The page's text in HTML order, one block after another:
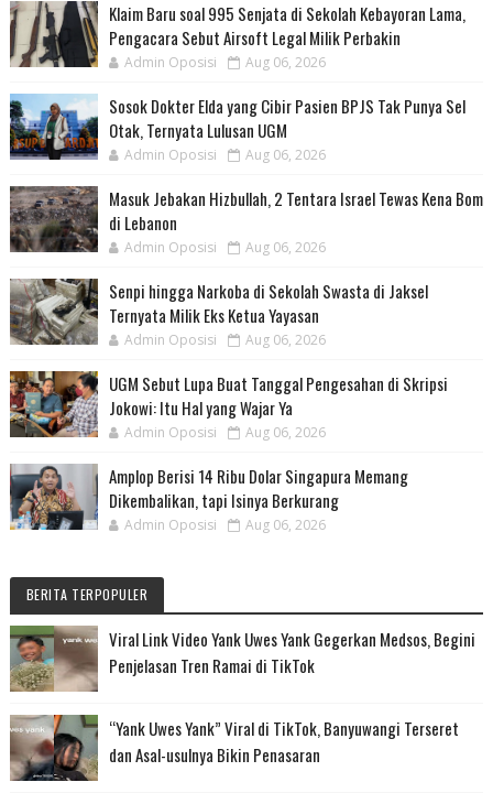
Klaim Baru soal 995 Senjata di Sekolah Kebayoran Lama,
Pengacara Sebut Airsoft Legal Milik Perbakin
Admin Oposisi Aug 06, 2026
Sosok Dokter Elda yang Cibir Pasien BPJS Tak Punya Sel
Otak, Ternyata Lulusan UGM
Admin Oposisi Aug 06, 2026
Masuk Jebakan Hizbullah, 2 Tentara Israel Tewas Kena Bom
di Lebanon
Admin Oposisi Aug 06, 2026
Senpi hingga Narkoba di Sekolah Swasta di Jaksel
Ternyata Milik Eks Ketua Yayasan
Admin Oposisi Aug 06, 2026
UGM Sebut Lupa Buat Tanggal Pengesahan di Skripsi
Jokowi: Itu Hal yang Wajar Ya
Admin Oposisi Aug 06, 2026
Amplop Berisi 14 Ribu Dolar Singapura Memang
Dikembalikan, tapi Isinya Berkurang
Admin Oposisi Aug 06, 2026
BERITA TERPOPULER
Viral Link Video Yank Uwes Yank Gegerkan Medsos, Begini
Penjelasan Tren Ramai di TikTok
“Yank Uwes Yank” Viral di TikTok, Banyuwangi Terseret
dan Asal-usulnya Bikin Penasaran